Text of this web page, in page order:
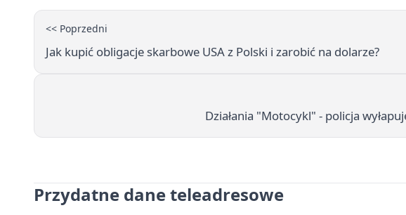
<< Poprzedni
Jak kupić obligacje skarbowe USA z Polski i zarobić na dolarze?
Działania "Motocykl" - policja
Przydatne dane teleadresowe